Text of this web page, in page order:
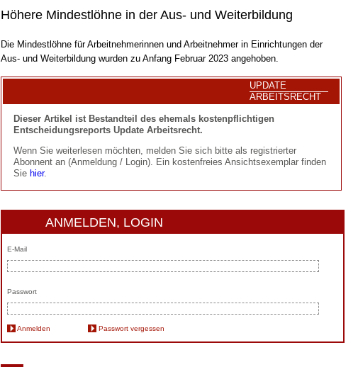
Höhere Mindestlöhne in der Aus- und Weiterbildung
Die Mindestlöhne für Arbeitnehmerinnen und Arbeitnehmer in Einrichtungen der
Aus- und Weiterbildung wurden zu Anfang Februar 2023 angehoben.
UPDATE
ARBEITSRECHT
Dieser Artikel ist Bestandteil des ehemals kostenpflichtigen
Entscheidungsreports Update Arbeitsrecht.
Wenn Sie weiterlesen möchten, melden Sie sich bitte als registrierter
Abonnent an (Anmeldung / Login). Ein kostenfreies Ansichtsexemplar finden
Sie hier.
ANMELDEN, LOGIN
E-Mail
Passwort
Anmelden Passwort vergessen